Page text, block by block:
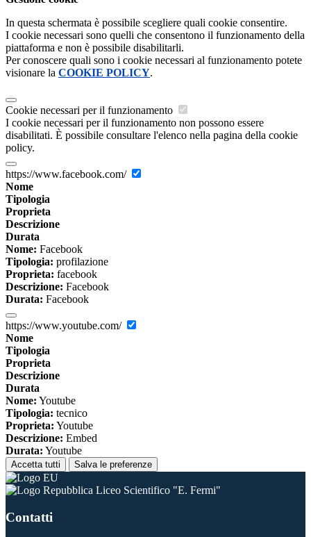
In questa schermata è possibile scegliere quali cookie consentire.
I cookie necessari sono quelli che consentono il funzionamento della
piattaforma e non è possibile disabilitarli.
Per conoscere quali sono i cookie necessari al funzionamento potete
visionare la COOKIE POLICY.
Cookie necessari per il funzionamento
I cookie necessari per il funzionamento non possono essere
disabilitati. È possibile consultare l'elenco nella pagina della cookie
policy.
https://www.facebook.com/
Nome
Tipologia
Proprieta
Descrizione
Durata
Nome: Facebook
Tipologia: profilazione
Proprieta: facebook
Descrizione: Facebook
Durata: Facebook
https://www.youtube.com/
Nome
Tipologia
Proprieta
Descrizione
Durata
Nome: Youtube
Tipologia: tecnico
Proprieta: Youtube
Descrizione: Embed
Durata: Youtube
Accetta tutti Salva le preferenze
Liceo Scientifico "E. Fermi"
Contatti